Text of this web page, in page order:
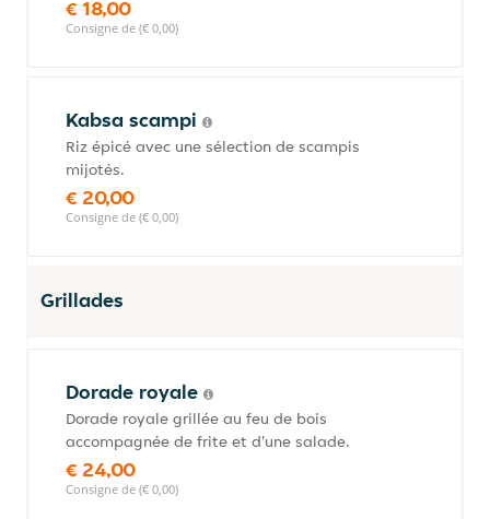
€ 18,00
Consigne de (€ 0,00)
Kabsa scampi
Riz épicé avec une sélection de scampis
mijotés.
€ 20,00
Consigne de (€ 0,00)
Grillades
Dorade royale
Dorade royale grillée au feu de bois
accompagnée de frite et d'une salade.
€ 24,00
Consigne de (€ 0,00)